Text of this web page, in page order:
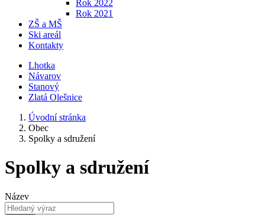
Rok 2022
Rok 2021
ZŠ a MŠ
Ski areál
Kontakty
Lhotka
Návarov
Stanový
Zlatá Olešnice
Úvodní stránka
Obec
Spolky a sdružení
Spolky a sdružení
Název